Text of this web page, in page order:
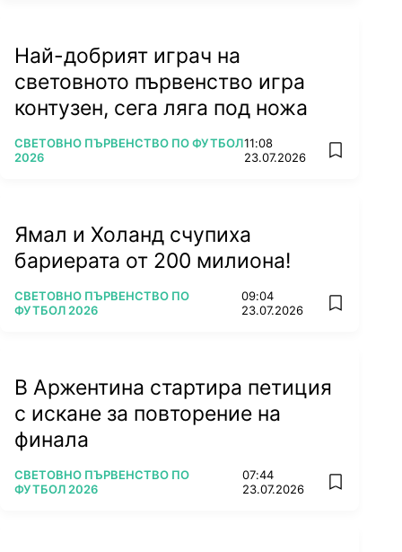
Най-добрият играч на
световното първенство игра
контузен, сега ляга под ножа
ПОВЕЧЕ ОТ
СВЕТОВНО ПЪРВЕНСТВО ПО ФУТБОЛ
2026
11:08
23.07.2026
add
Ямал и Холанд счупиха
бариерата от 200 милиона!
ПОВЕЧЕ ОТ
СВЕТОВНО ПЪРВЕНСТВО ПО
ФУТБОЛ 2026
09:04
23.07.2026
add
В Аржентина стартира петиция
с искане за повторение на
финала
ПОВЕЧЕ ОТ
СВЕТОВНО ПЪРВЕНСТВО ПО
ФУТБОЛ 2026
07:44
23.07.2026
add